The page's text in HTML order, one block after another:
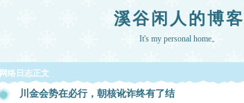
溪谷闲人的博客
It's my personal home。
网络日志正文
川金会势在必行，朝核讹诈终有了结